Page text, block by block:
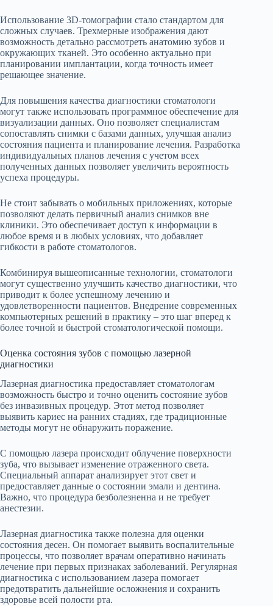
Использование 3D-томографии стало стандартом для
сложных случаев. Трехмерные изображения дают
возможность детально рассмотреть анатомию зубов и
окружающих тканей. Это особенно актуально при
планировании имплантации, когда точность имеет
решающее значение.
Для повышения качества диагностики стоматологи
могут также использовать программное обеспечение для
визуализации данных. Оно позволяет специалистам
сопоставлять снимки с базами данных, улучшая анализ
состояния пациента и планирование лечения. Разработка
индивидуальных планов лечения с учетом всех
полученных данных позволяет увеличить вероятность
успеха процедуры.
Не стоит забывать о мобильных приложениях, которые
позволяют делать первичный анализ снимков вне
клиники. Это обеспечивает доступ к информации в
любое время и в любых условиях, что добавляет
гибкости в работе стоматологов.
Комбинируя вышеописанные технологии, стоматологи
могут существенно улучшить качество диагностики, что
приводит к более успешному лечению и
удовлетворенности пациентов. Внедрение современных
компьютерных решений в практику – это шаг вперед к
более точной и быстрой стоматологической помощи.
Оценка состояния зубов с помощью лазерной
диагностики
Лазерная диагностика предоставляет стоматологам
возможность быстро и точно оценить состояние зубов
без инвазивных процедур. Этот метод позволяет
выявить кариес на ранних стадиях, где традиционные
методы могут не обнаружить поражение.
С помощью лазера происходит облучение поверхности
зуба, что вызывает изменение отраженного света.
Специальный аппарат анализирует этот свет и
предоставляет данные о состоянии эмали и дентина.
Важно, что процедура безболезненна и не требует
анестезии.
Лазерная диагностика также полезна для оценки
состояния десен. Он помогает выявить воспалительные
процессы, что позволяет врачам оперативно начинать
лечение при первых признаках заболеваний. Регулярная
диагностика с использованием лазера помогает
предотвратить дальнейшие осложнения и сохранить
здоровье всей полости рта.